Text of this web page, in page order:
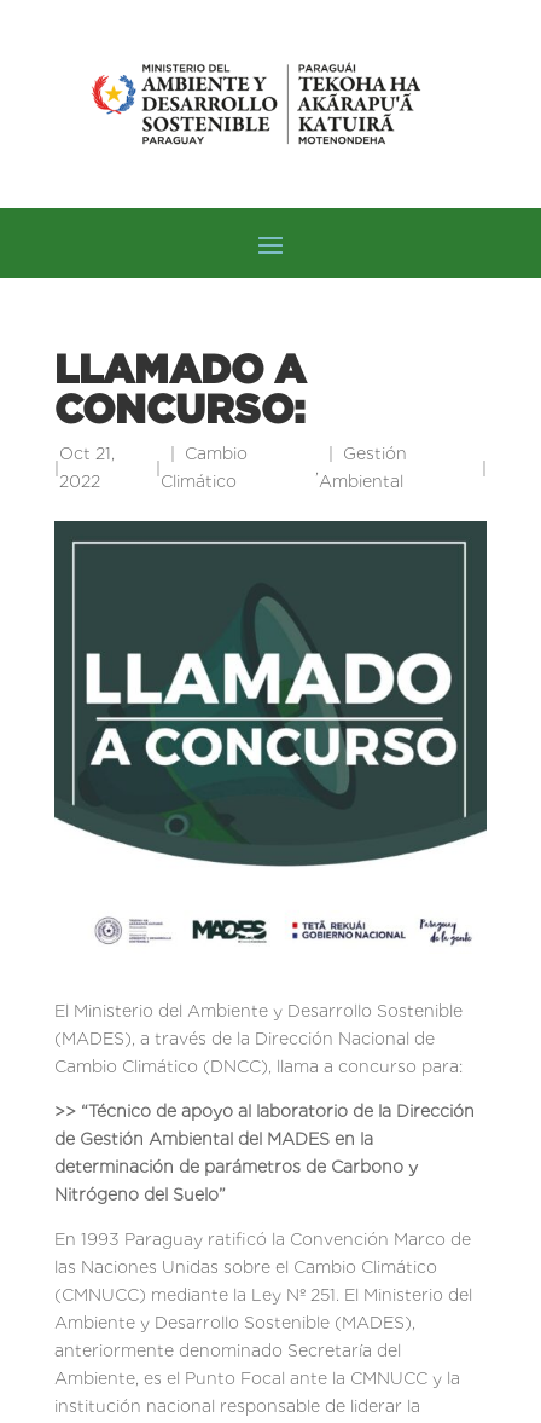
LLAMADO A
CONCURSO:
|
Oct 21,
2022
|
Cambio
Climático
,
Gestión
Ambiental
|
El Ministerio del Ambiente y Desarrollo Sostenible
(MADES), a través de la Dirección Nacional de
Cambio Climático (DNCC), llama a concurso para:
>> “Técnico de apoyo al laboratorio de la Dirección
de Gestión Ambiental del MADES en la
determinación de parámetros de Carbono y
Nitrógeno del Suelo”
En 1993 Paraguay ratificó la Convención Marco de
las Naciones Unidas sobre el Cambio Climático
(CMNUCC) mediante la Ley Nº 251. El Ministerio del
Ambiente y Desarrollo Sostenible (MADES),
anteriormente denominado Secretaría del
Ambiente, es el Punto Focal ante la CMNUCC y la
institución nacional responsable de liderar la